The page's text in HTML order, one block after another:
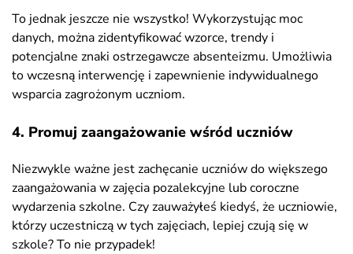
To jednak jeszcze nie wszystko! Wykorzystując moc
danych, można zidentyfikować wzorce, trendy i
potencjalne znaki ostrzegawcze absenteizmu. Umożliwia
to wczesną interwencję i zapewnienie indywidualnego
wsparcia zagrożonym uczniom.
4. Promuj zaangażowanie wśród uczniów
Niezwykle ważne jest zachęcanie uczniów do większego
zaangażowania w zajęcia pozalekcyjne lub coroczne
wydarzenia szkolne. Czy zauważyłeś kiedyś, że uczniowie,
którzy uczestniczą w tych zajęciach, lepiej czują się w
szkole? To nie przypadek!